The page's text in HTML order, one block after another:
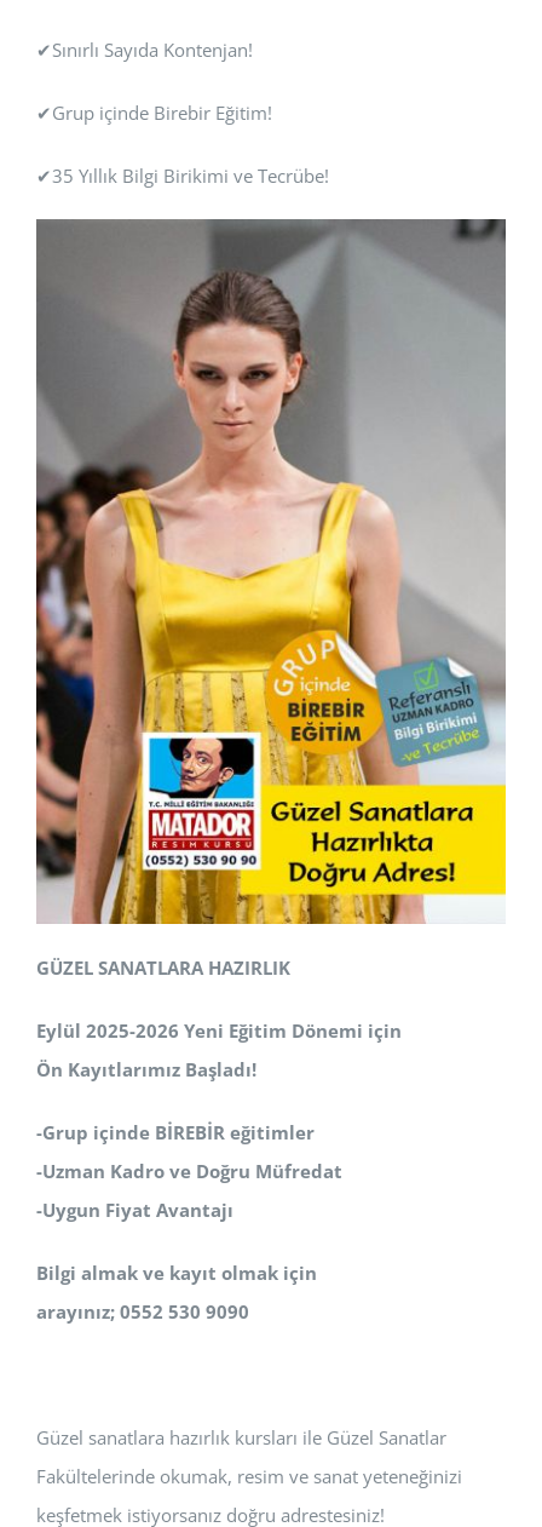
✔Sınırlı Sayıda Kontenjan!
✔Grup içinde Birebir Eğitim!
✔35 Yıllık Bilgi Birikimi ve Tecrübe!
GÜZEL SANATLARA HAZIRLIK
Eylül 2025-2026 Yeni Eğitim Dönemi için
Ön Kayıtlarımız Başladı!
-Grup içinde BİREBİR eğitimler
-Uzman Kadro ve Doğru Müfredat
-Uygun Fiyat Avantajı
Bilgi almak ve kayıt olmak için
arayınız; 0552 530 9090
Güzel sanatlara hazırlık kursları ile Güzel Sanatlar
Fakültelerinde okumak, resim ve sanat yeteneğinizi
keşfetmek istiyorsanız doğru adrestesiniz!